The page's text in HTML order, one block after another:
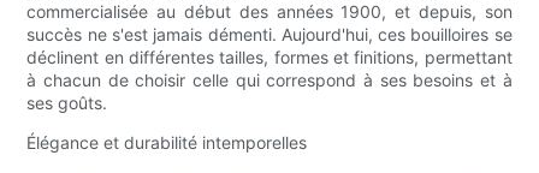
commercialisée au début des années 1900, et depuis, son
succès ne s'est jamais démenti. Aujourd'hui, ces bouilloires se
déclinent en différentes tailles, formes et finitions, permettant
à chacun de choisir celle qui correspond à ses besoins et à
ses goûts.
Élégance et durabilité intemporelles